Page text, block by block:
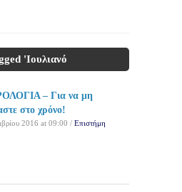
'Ιουλιανό
– Για να μη
στο χρόνο!
2016 at 09:00 / Επιστήμη